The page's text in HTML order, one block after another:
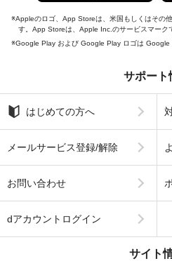
Appleのロゴ、App Storeは、米国もしくはその
す。App Storeは、Apple Inc.のサービスマーク
Google Play および Google Play ロゴは Google
サポート
はじめての方へ
メールサービス登録/解除
お問い合わせ
dアカウントログイン
サイト